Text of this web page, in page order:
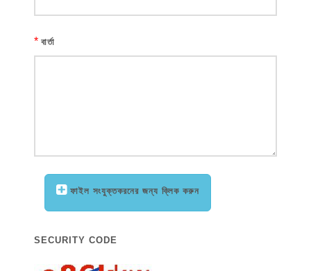
* বার্তা
ফাইল সংযুক্তকরনের জন্য ক্লিক করুন
SECURITY CODE